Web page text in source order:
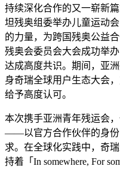
持续深化合作的又一崭新
坦残奥组委举办儿童运动
的力量，为跨国残奥公益
残奥会委员会大会成功举
达成高度共识。期间，亚
身奇瑞全球用户生态大会
给予高度认可。
本次携手亚洲青年残运会
——以官方合作伙伴的身份
求。在全球化实践中，奇
持着「In somewhere, For